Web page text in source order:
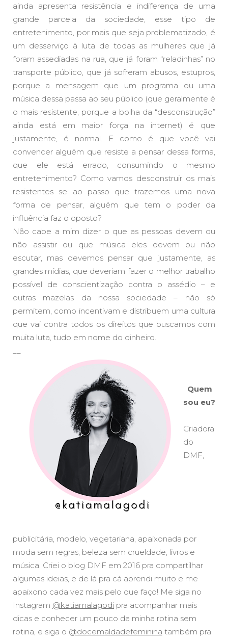
ainda apresenta resistência e indiferença de uma
grande parcela da sociedade, esse tipo de
entretenimento, por mais que seja problematizado, é
um desserviço à luta de todas as mulheres que já
foram assediadas na rua, que já foram “reladinhas” no
transporte público, que já sofreram abusos, estupros,
porque a mensagem que um programa ou uma
música dessa passa ao seu público (que geralmente é
o mais resistente, porque a bolha da “desconstrução”
ainda está em maior força na internet) é que
justamente, é normal. E como é que você vai
convencer alguém que resiste a pensar dessa forma,
que ele está errado, consumindo o mesmo
entretenimento? Como vamos desconstruir os mais
resistentes se ao passo que trazemos uma nova
forma de pensar, alguém que tem o poder da
influência faz o oposto?
Não cabe a mim dizer o que as pessoas devem ou
não assistir ou que música eles devem ou não
escutar, mas devemos pensar que justamente, as
grandes mídias, que deveriam fazer o melhor trabalho
possível de conscientização contra o assédio – e
outras mazelas da nossa sociedade – não só
permitem, como incentivam e distribuem uma cultura
que vai contra todos os direitos que buscamos com
muita luta, tudo em nome do dinheiro.
Quem
sou eu?
Criadora
do
DMF,
publicitária, modelo, vegetariana, apaixonada por
moda sem regras, beleza sem crueldade, livros e
música. Criei o blog DMF em 2016 pra compartilhar
algumas ideias, e de lá pra cá aprendi muito e me
apaixono cada vez mais pelo que faço! Me siga no
Instagram @katiamalagodi pra acompanhar mais
dicas e conhecer um pouco da minha rotina sem
rotina, e siga o @docemaldadefeminina também pra